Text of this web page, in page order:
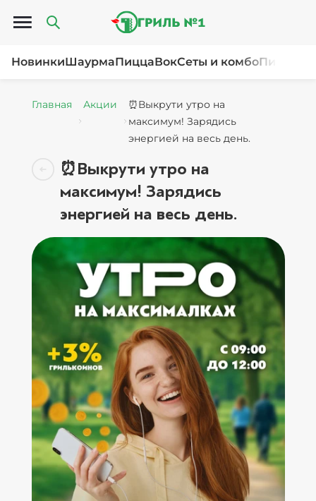
Открыть меню
НовинкиШаурмаПиццаВокСеты и комбоПироги
Главная Акции
⏰Выкрути утро на
максимум! Зарядись
энергией на весь день.
⏰Выкрути утро на
максимум! Зарядись
энергией на весь день.